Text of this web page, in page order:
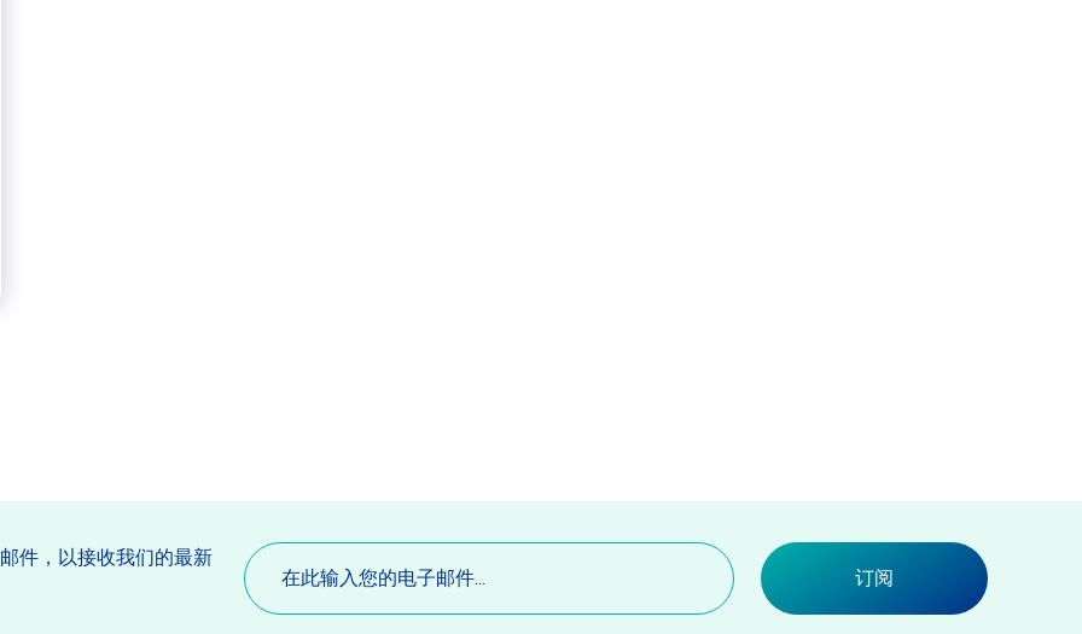
件，以接收我们的最新
电
子
邮
件
订阅